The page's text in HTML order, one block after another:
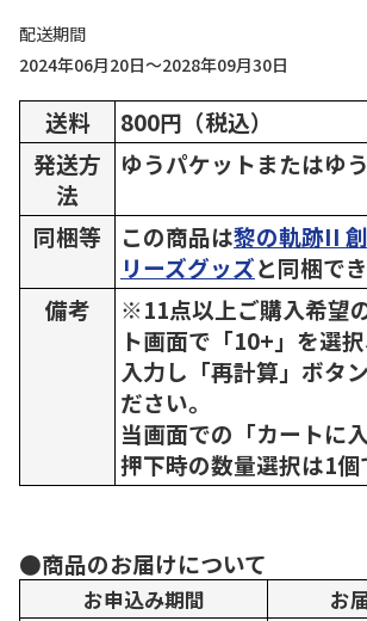
配送期間
2024年06月20日～2028年09月30日
送料
800円（税込）
発送方
法
ゆうパケットまたはゆ
同梱等 この商品は黎の軌跡II
リーズグッズと同梱でき
備考
※11点以上ご購入希望
ト画面で「10+」を選
入力し「再計算」ボタ
ださい。
当画面での「カートに
押下時の数量選択は1個
●商品のお届けについて
お申込み期間
お